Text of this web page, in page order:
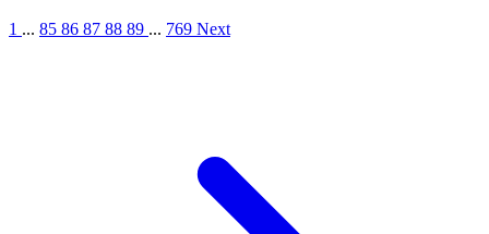
1 ... 85 86 87 88 89 ... 769 Next